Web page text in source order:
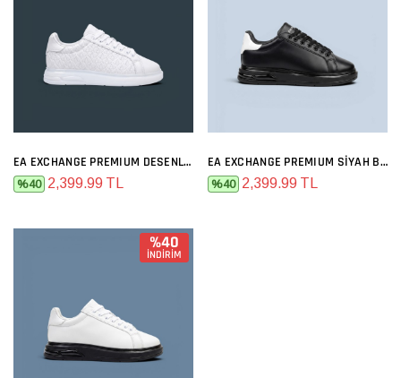
EA EXCHANGE PREMIUM DESENLI FULL BEYAZ
%40 2,399.99 TL
EA EXCHANGE PREMIUM SIYAH BEYAZ
%40 2,399.99 TL
%40
İNDİRİM